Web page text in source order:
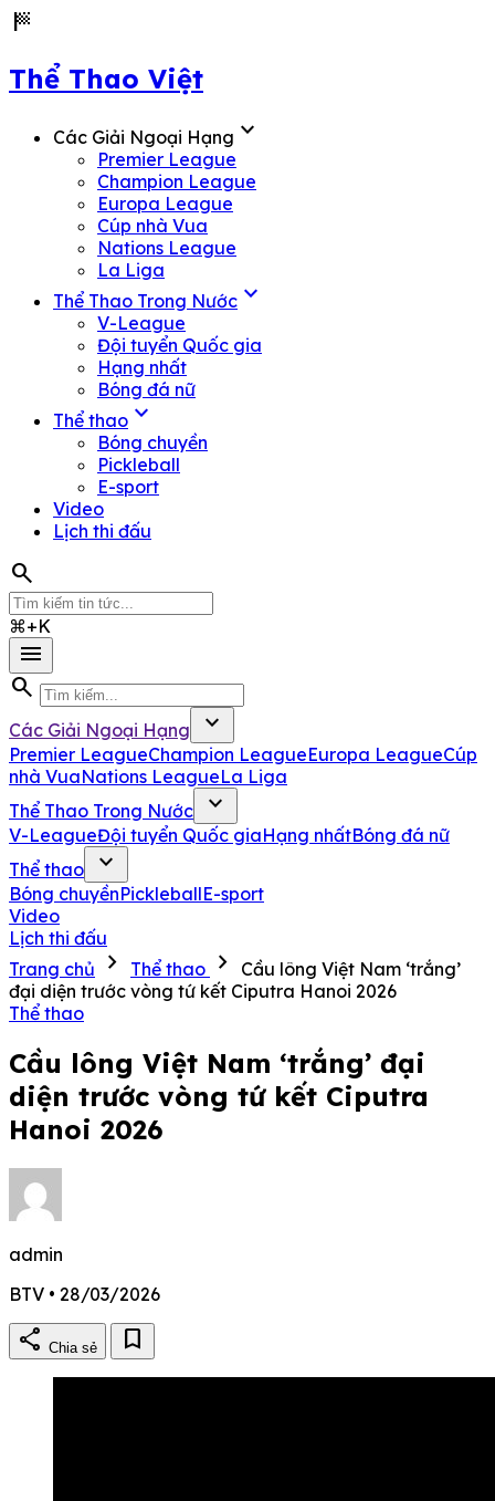
sports_score
Thể Thao Việt
Các Giải Ngoại Hạng expand_more
Premier League
Champion League
Europa League
Cúp nhà Vua
Nations League
La Liga
Thể Thao Trong Nước expand_more
V-League
Đội tuyển Quốc gia
Hạng nhất
Bóng đá nữ
Thể thao expand_more
Bóng chuyền
Pickleball
E-sport
Video
Lịch thi đấu
search
⌘+K
menu
search
Các Giải Ngoại Hạng expand_more
Premier LeagueChampion LeagueEuropa LeagueCúp
nhà VuaNations LeagueLa Liga
Thể Thao Trong Nước
expand_more
V-LeagueĐội tuyển Quốc giaHạng nhấtBóng đá nữ
Thể thao
expand_more
Bóng chuyềnPickleballE-sport
Video
Lịch thi đấu
Trang chủ
chevron_right Thể thao chevron_right
Cầu lông Việt Nam ‘trắng’
đại diện trước vòng tứ kết Ciputra Hanoi 2026
Thể thao
Cầu lông Việt Nam ‘trắng’ đại
diện trước vòng tứ kết Ciputra
Hanoi 2026
admin
BTV • 28/03/2026
share Chia sẻ bookmark